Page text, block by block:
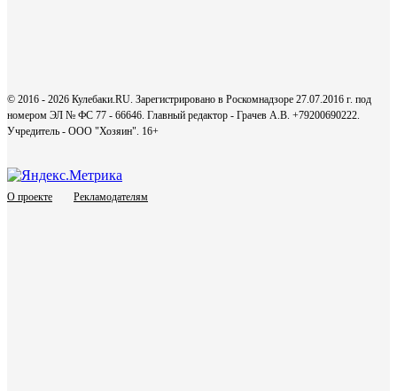
© 2016 - 2026 Кулебаки.RU. Зарегистрировано в Роскомнадзоре 27.07.2016 г. под
номером ЭЛ № ФС 77 - 66646. Главный редактор - Грачев А.В. +79200690222.
Учредитель - ООО "Хозяин". 16+
О проекте Рекламодателям